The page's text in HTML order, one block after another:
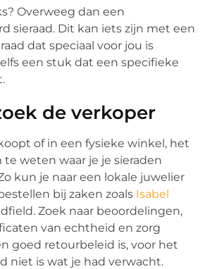
Overweeg dan een
sieraad. Dit kan iets zijn met een
dat speciaal voor jou is
een stuk dat een specifieke
de verkoper
of in een fysieke winkel, het
te weten waar je je sieraden
kun je naar een lokale juwelier
bij zaken zoals Isabel
Zoek naar beoordelingen,
van echtheid en zorg
goed retourbeleid is, voor het
niet is wat je had verwacht.